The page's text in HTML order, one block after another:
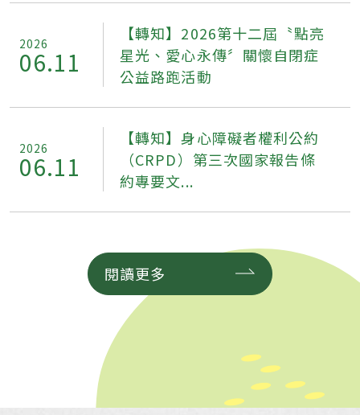
2026
06.11
【轉知】2026第十二屆〝點亮
星光、愛心永傳〞關懷自閉症
公益路跑活動
2026
06.11
【轉知】身心障礙者權利公約
（CRPD）第三次國家報告條
約專要文...
閱讀更多